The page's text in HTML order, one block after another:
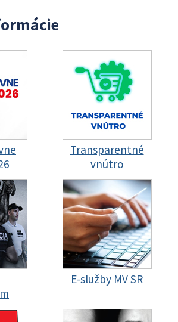
Transparentné
vnútro
E-služby MV SR